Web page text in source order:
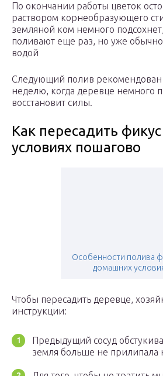
По окончании работы цветок
раствором корнеобразующего
земляной ком немного
поливают еще раз, но уже
водой
Следующий полив рекомендован
неделю, когда деревце немного
восстановит силы.
Как пересадить
условиях пошагово
Особенности полива
домашних
Чтобы пересадить деревце,
инструкции:
Предыдущий сосуд
земля больше не прилипала